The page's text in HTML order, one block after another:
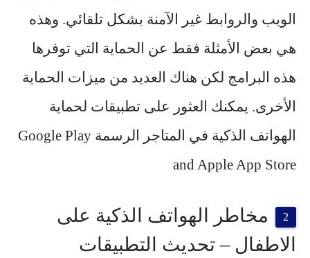
الويب والروابط غير الآمنة بشكل تلقائي. وهذه
هي بعض الأمثلة فقط عن الحماية التي توفرها
هذه البرامج لكن هناك العديد من ميزات الحماية
الأخرى. يمكنك العثور على تطبيقات لحماية
الهواتف الذكية في المتاجر الرسمة Google Play
and Apple App Store
مخاطر الهواتف الذكية على
الاطفال – تحديث التطبيقات